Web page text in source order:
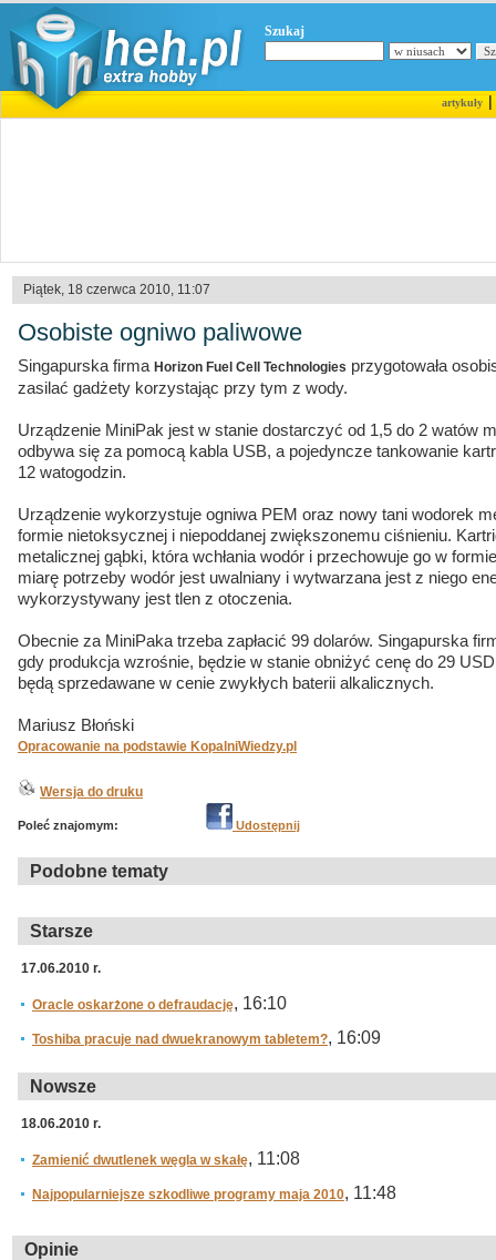
Szukaj
artykuły|
Piątek, 18 czerwca 2010, 11:07
Osobiste ogniwo paliwowe
Singapurska firma Horizon Fuel Cell Technologies przygotowała
zasilać gadżety korzystając przy tym z wody.
Urządzenie MiniPak jest w stanie dostarczyć od 1,5 do 2 watów
odbywa się za pomocą kabla USB, a pojedyncze tankowanie
12 watogodzin.
Urządzenie wykorzystuje ogniwa PEM oraz nowy tani wodorek
formie nietoksycznej i niepoddanej zwiększonemu ciśnieniu.
metalicznej gąbki, która wchłania wodór i przechowuje go w
miarę potrzeby wodór jest uwalniany i wytwarzana jest z niego
wykorzystywany jest tlen z otoczenia.
Obecnie za MiniPaka trzeba zapłacić 99 dolarów. Singapurska
gdy produkcja wzrośnie, będzie w stanie obniżyć cenę do 29
będą sprzedawane w cenie zwykłych baterii alkalicznych.
Mariusz Błoński
Opracowanie na podstawie KopalniWiedzy.pl
Wersja do druku
Poleć znajomym: Udostępnij
Podobne tematy
Starsze
17.06.2010 r.
Oracle oskarżone o defraudację, 16:10
Toshiba pracuje nad dwuekranowym tabletem?, 16:09
Nowsze
18.06.2010 r.
Zamienić dwutlenek węgla w skałę, 11:08
Najpopularniejsze szkodliwe programy maja 2010, 11:48
Opinie